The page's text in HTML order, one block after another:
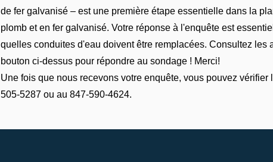
de fer galvanisé – est une première étape essentielle dans la
plomb et en fer galvanisé. Votre réponse à l'enquête est
quelles conduites d'eau doivent être remplacées. Consultez les
bouton ci-dessus pour répondre au sondage ! Merci!
Une fois que nous recevons votre enquête, vous pouvez
505-5287 ou au 847-590-4624.